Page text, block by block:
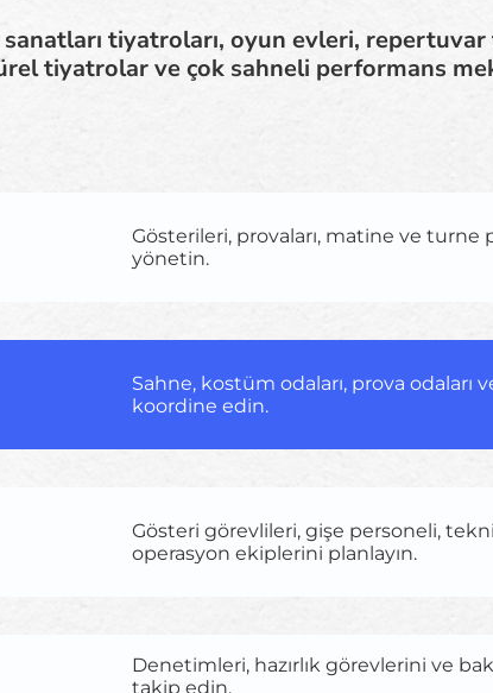
tiyatroları, oyun evleri,
tiyatrolar ve çok sahneli performans
Gösterileri, provaları, matine ve turne
yönetin.
Sahne, kostüm odaları, prova odaları
koordine edin.
Gösteri görevlileri, gişe personeli,
operasyon ekiplerini planlayın.
Denetimleri, hazırlık görevlerini ve
takip edin.